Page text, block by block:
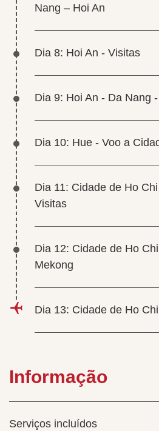
Nang – Hoi An
Dia 8: Hoi An - Visitas
Dia 9: Hoi An - Da Nang
Dia 10: Hue - Voo a
Dia 11: Cidade de Ho
Visitas
Dia 12: Cidade de Ho
Mekong
Dia 13: Cidade de Ho
Informação
Serviços incluídos